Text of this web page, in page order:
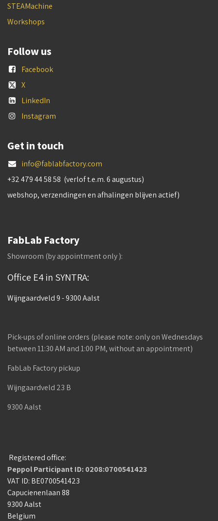
STEAMachine
Workshops
Follow us
Facebook
X
LinkedIn
Instagram
Get in touch
info@fablabfactory.com
+32 479 44 58 58 (verlof t.e.m. 6 augustus)
webshop, verzendingen en afhalingen blijven actief)
FabLab Factory
Showroom (by appointment only ):
Office E4 in SYNTRA:
Wijngaardveld 9 - 9300 Aalst
Pick-ups of online orders (please note: only on Wednesdays
between 11:30 AM and 1:00 PM, without an appointment)
FabLab Factory pickup
Wijngaardveld 23 B
9300 Aalst
Registered office:
Peppol Participant ID: 0208:0700541423
VAT ID: BE0700541423
Capucienenlaan 88
9300 Aalst
Belgium